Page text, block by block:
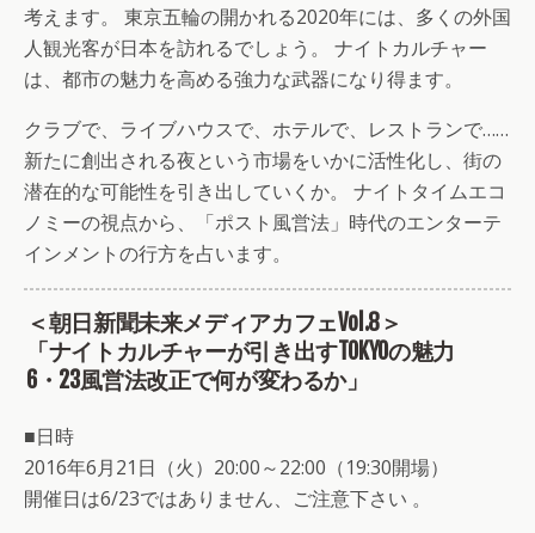
考えます。 東京五輪の開かれる2020年には、多くの外国
人観光客が日本を訪れるでしょう。 ナイトカルチャー
は、都市の魅力を高める強力な武器になり得ます。
クラブで、ライブハウスで、ホテルで、レストランで……
新たに創出される夜という市場をいかに活性化し、街の
潜在的な可能性を引き出していくか。 ナイトタイムエコ
ノミーの視点から、「ポスト風営法」時代のエンターテ
インメントの行方を占います。
＜朝日新聞未来メディアカフェVol.8＞
「ナイトカルチャーが引き出すTOKYOの魅力
6・23風営法改正で何が変わるか」
■日時
2016年6月21日（火）20:00～22:00（19:30開場）
開催日は6/23ではありません、ご注意下さい 。